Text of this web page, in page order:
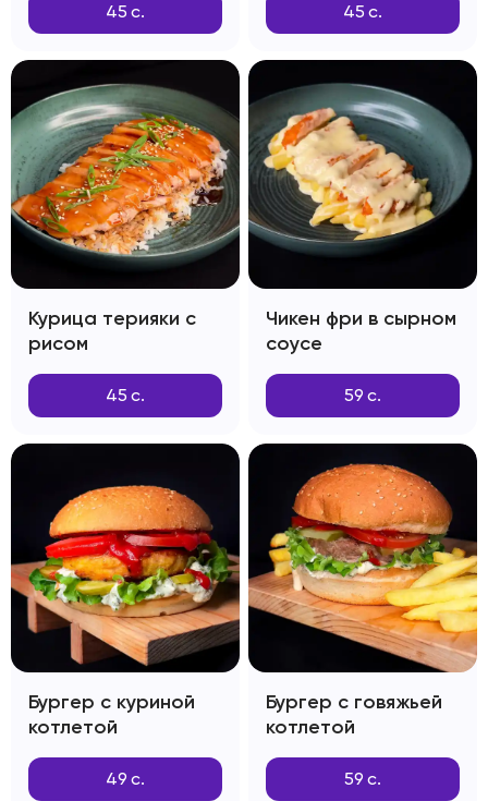
45 с. 45 с.
Курица терияки с
рисом
45 с.
Чикен фри в сырном
соусе
59 с.
Бургер с куриной
котлетой
49 с.
Бургер с говяжьей
котлетой
59 с.